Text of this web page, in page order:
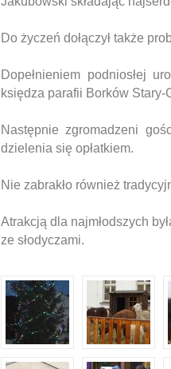
Do życzeń dołączył także
Dopełnieniem podniosłej
księdza parafii Borków Stary-
Następnie zgromadzeni
dzielenia się opłatkiem.
Nie zabrakło również
Atrakcją dla najmłodszych
ze słodyczami.